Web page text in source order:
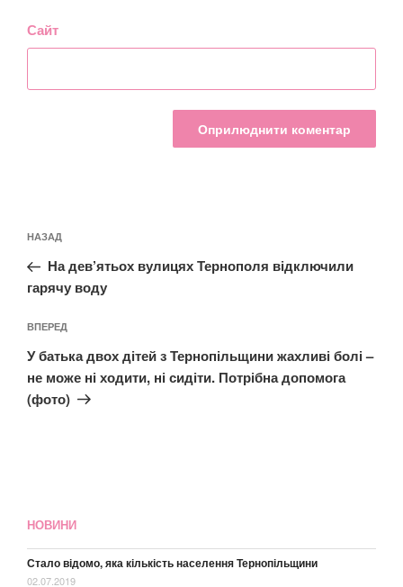
Сайт
записів
Попередній
запис:
НАЗАД
На дев’ятьох вулицях Тернополя відключили
гарячу воду
Наступний
запис
ВПЕРЕД
У батька двох дітей з Тернопільщини жахливі болі –
не може ні ходити, ні сидіти. Потрібна допомога
(фото)
НОВИНИ
Стало відомо, яка кількість населення Тернопільщини
02.07.2019